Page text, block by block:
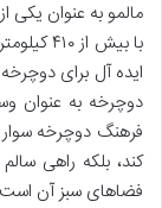
مالمو به عنوان یکی
با بیش
ایده آل برای
دوچرخه به عنوان
فرهنگ دوچرخه
کند، بلکه راهی
فضاهای سبز آن